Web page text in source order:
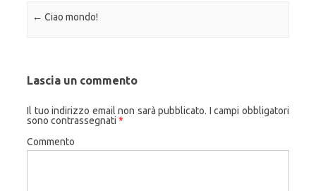
Navigazione articolo
← Ciao mondo!
Lascia un commento
Il tuo indirizzo email non sarà pubblicato. I campi obbligatori
sono contrassegnati *
Commento